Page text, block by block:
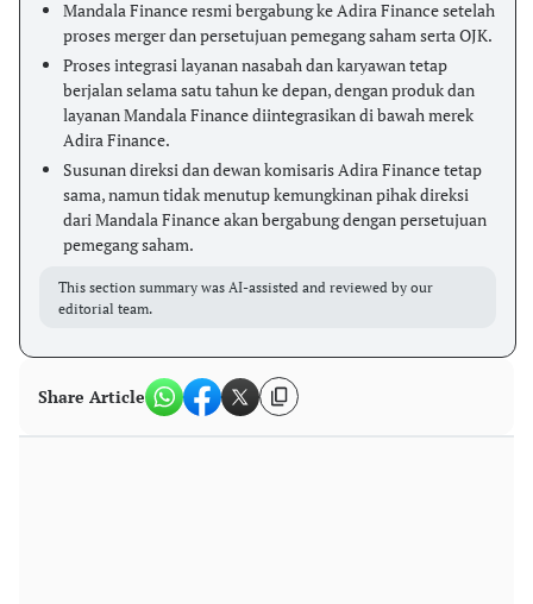
Mandala Finance resmi bergabung ke Adira Finance setelah
proses merger dan persetujuan pemegang saham serta OJK.
Proses integrasi layanan nasabah dan karyawan tetap
berjalan selama satu tahun ke depan, dengan produk dan
layanan Mandala Finance diintegrasikan di bawah merek
Adira Finance.
Susunan direksi dan dewan komisaris Adira Finance tetap
sama, namun tidak menutup kemungkinan pihak direksi
dari Mandala Finance akan bergabung dengan persetujuan
pemegang saham.
This section summary was AI-assisted and reviewed by our
editorial team.
Share Article